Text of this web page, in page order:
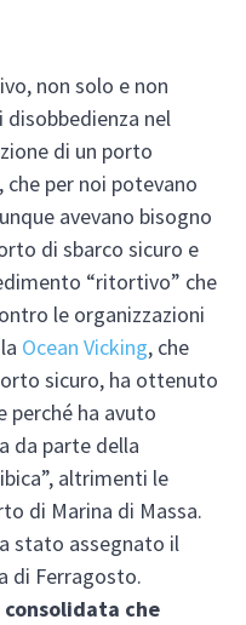
non solo e non
nel
di un porto
per noi potevano
avevano bisogno
di sbarco sicuro e
“ritortivo” che
le organizzazioni
Ocean Vicking, che
sicuro, ha ottenuto
perché ha avuto
da parte della
altrimenti le
di Marina di Massa.
stato assegnato il
di Ferragosto.
consolidata che